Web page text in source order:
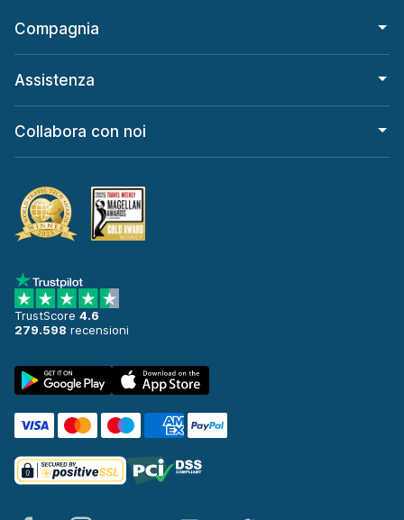
Compagnia
Assistenza
Collabora con noi
TrustScore 4.6
279.598 recensioni